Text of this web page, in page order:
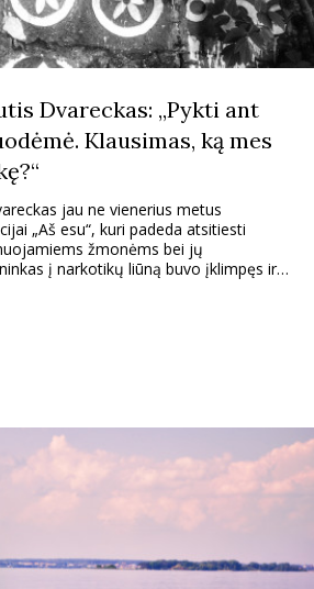
Dvareckas: „Pykti ant
Klausimas, ką mes
jau ne vienerius metus
„Aš esu“, kuri padeda atsitiesti
žmonėms bei jų
į narkotikų liūną buvo įklimpęs ir